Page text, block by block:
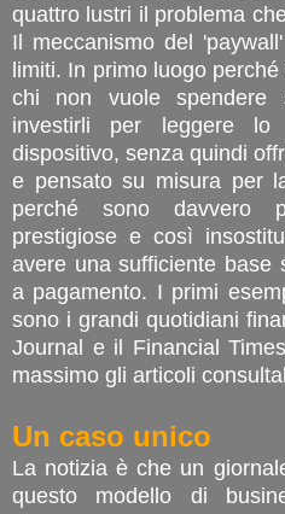
quattro lustri il problema
Il meccanismo del
limiti. In primo luogo
chi non vuole
investirli per leggere
dispositivo, senza quindi
e pensato su misura per
perché sono davvero
prestigiose e così
avere una sufficiente base
a pagamento. I primi
sono i grandi quotidiani
Journal e il Financial
massimo gli articoli
Un caso unico
La notizia è che un
questo modello di